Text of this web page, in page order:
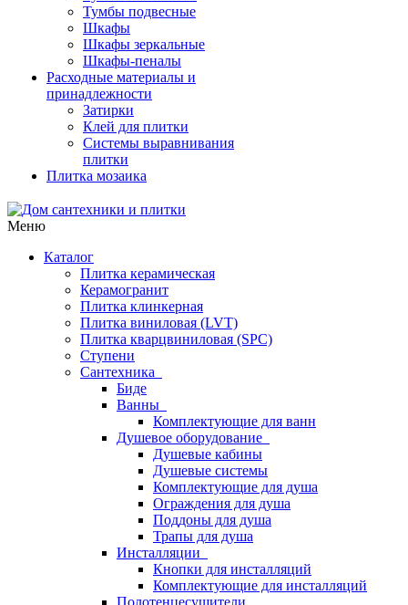
Тумбы подвесные
Шкафы
Шкафы зеркальные
Шкафы-пеналы
Расходные материалы и
принадлежности
Затирки
Клей для плитки
Системы выравнивания
плитки
Плитка мозаика
Меню
Каталог
Плитка керамическая
Керамогранит
Плитка клинкерная
Плитка виниловая (LVT)
Плитка кварцвиниловая (SPC)
Ступени
Сантехника
Биде
Ванны
Комплектующие для ванн
Душевое оборудование
Душевые кабины
Душевые системы
Комплектующие для душа
Ограждения для душа
Поддоны для душа
Трапы для душа
Инсталляции
Кнопки для инсталляций
Комплектующие для инсталляций
Полотенцесушители